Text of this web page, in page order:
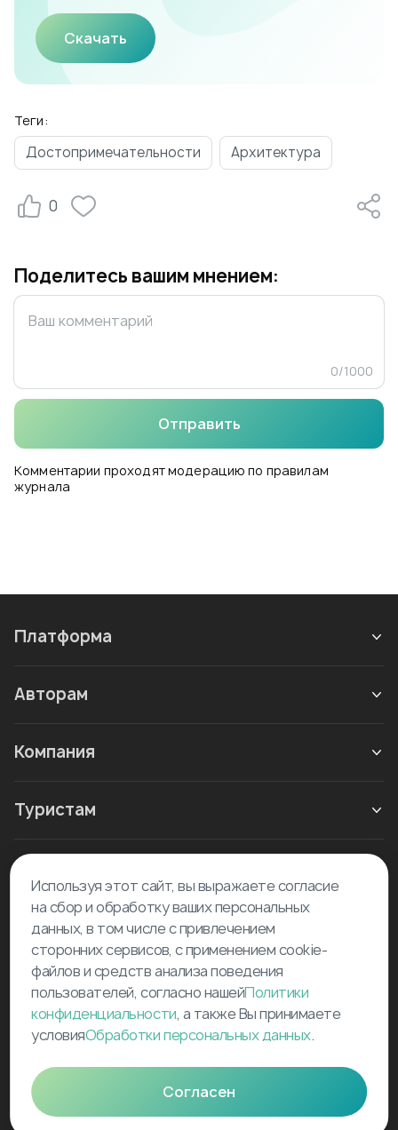
Скачать
Теги:
Достопримечательности Архитектура
0
Поделитесь вашим мнением:
0/1000
Комментарии проходят модерацию по правилам
журнала
Отправить
Платформа
Авторам
Компания
Туристам
Новое в блоге
©2026Tourselfer
support@tourselfer.com
Карта сайта
Используя этот сайт, вы выражаете согласие
на сбор и обработку ваших персональных
данных, в том числе с привлечением
сторонних сервисов, с применением cookie-
файлов и средств анализа поведения
пользователей, согласно нашейПолитики
конфиденциальности, а также Вы принимаете
условияОбработки персональных данных.
Согласен